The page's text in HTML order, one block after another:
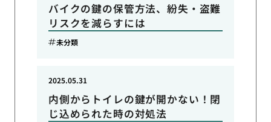
バイクの鍵の保管方法、紛失・盗難
リスクを減らすには
未分類
内側からトイレの鍵が開かない！閉
じ込められた時の対処法
2025.05.31